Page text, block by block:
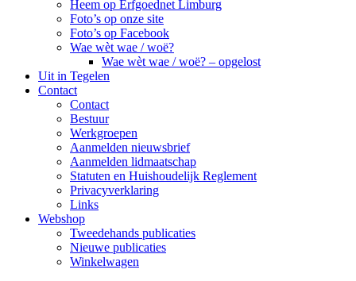
Heem op Erfgoednet Limburg
Foto’s op onze site
Foto’s op Facebook
Wae wèt wae / woë?
Wae wèt wae / woë? – opgelost
Uit in Tegelen
Contact
Contact
Bestuur
Werkgroepen
Aanmelden nieuwsbrief
Aanmelden lidmaatschap
Statuten en Huishoudelijk Reglement
Privacyverklaring
Links
Webshop
Tweedehands publicaties
Nieuwe publicaties
Winkelwagen